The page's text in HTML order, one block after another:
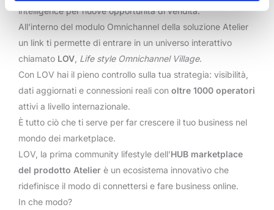
intelligence per nuove opportunità di vendita.
All’interno del modulo Omnichannel della soluzione Atelier
un link ti permette di entrare in un universo interattivo
chiamato LOV Life style Omnichannel Village.
Con LOV hai il pieno controllo sulla tua strategia: visibilità,
dati aggiornati e connessioni reali con oltre 1000 operatori
attivi a livello internazionale.
È tutto ciò che ti serve per far crescere il tuo business nel
mondo dei marketplace.
LOV, la prima community lifestyle dell’HUB marketplace
del prodotto Atelier è un ecosistema innovativo che
ridefinisce il modo di connettersi e fare business online.
In che modo?